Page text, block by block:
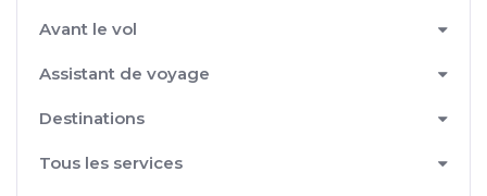
Avant le vol
Assistant de voyage
Destinations
Tous les services